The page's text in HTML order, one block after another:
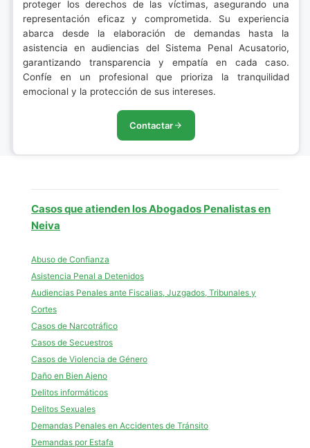
proteger los derechos de las víctimas, asegurando una
representación eficaz y comprometida. Su experiencia
abarca desde la elaboración de demandas hasta la
asistencia en audiencias del Sistema Penal Acusatorio,
garantizando transparencia y empatía en cada caso.
Confíe en un profesional que prioriza la tranquilidad
emocional y la protección de sus intereses.
Contactar
Casos que atienden los Abogados Penalistas en
Neiva
Abuso de Confianza
Asistencia Penal a Detenidos
Audiencias Penales ante Fiscalias, Juzgados, Tribunales y
Cortes
Casos de Narcotráfico
Casos de Secuestros
Casos de Violencia de Género
Daño en Bien Ajeno
Delitos informáticos
Delitos Sexuales
Demandas Penales en Accidentes de Tránsito
Demandas por Estafa